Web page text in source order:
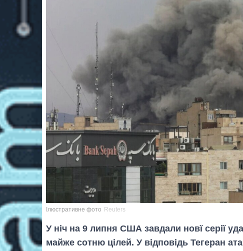
Ілюстративне фото Reuters
У ніч на 9 липня США завдали новї серії
майже сотню цілей. У відповідь Тегеран